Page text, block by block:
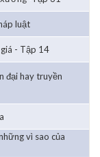
luật
- Tập 14
đại hay truyền
vì sao của